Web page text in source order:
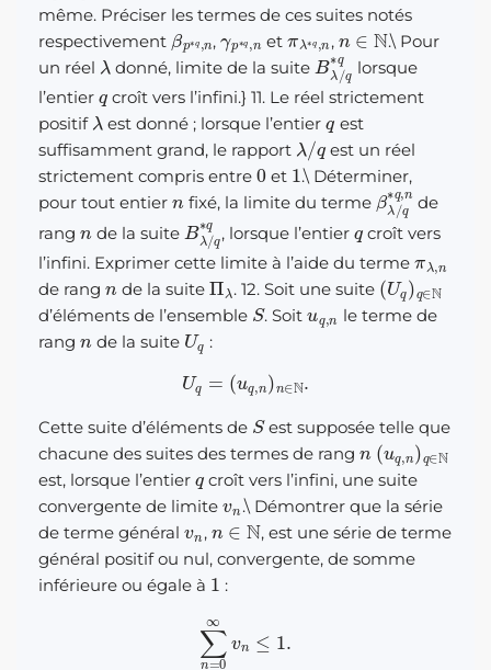
même. Préciser les termes de ces suites notés
respectivement
βp ∗q,n
,
γp∗ q,n
et
πλ ∗q,n
,
n∈N
.\Pour
un réel
λ
donné, limite de la suite
Bλ/q∗q
lorsque
l’entier
croît vers l’infini.} 11. Le réel strictement
positif
λ
est donné ; lorsque l’entier
est
suffisamment grand, le rapport
λ q
est un réel
strictement compris entre
0
et
1
.\Déterminer,
pour tout entier
n
fixé, la limite du terme
βλ/q
de
rang
de la suite
Bλ/
, lorsque l’entier
croît vers
l’infini. Exprimer cette limite à l’aide du terme
de rang
n
de la suite
Πλ
. 12. Soit une suite
(Uq q∈
d’éléments de l’ensemble
S
. Soit
le terme de
rang
de la suite
Uq
:
Uq q, n
Cette suite d’éléments de
S
est supposée telle que
chacune des suites des termes de rang
(u n )
est, lorsque l’entier
croît vers l’infini, une suite
convergente de limite
n
.\Démontrer que la série
de terme général
,
∈ N
, est une série de terme
général positif ou nul, convergente, de somme
inférieure ou égale à
1
:
n=